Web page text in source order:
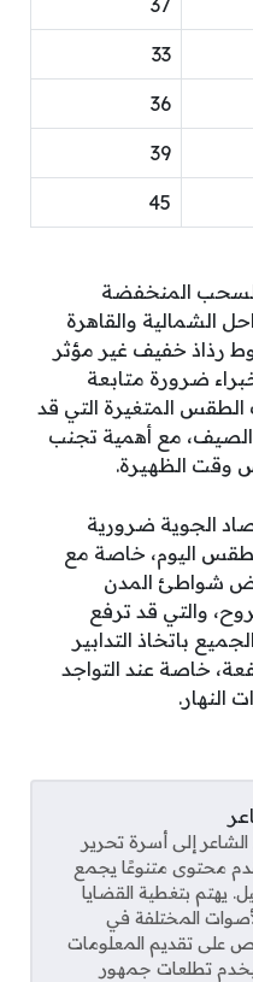
37
33
36
39
45
المنخفضة
الشمالية والقاهرة
رذاذ خفيف غير مؤثر
ضرورة متابعة
الطقس المتغيرة التي قد
الصيف، مع أهمية تجنب
وقت الظهيرة.
الجوية ضرورية
اليوم، خاصة مع
شواطئ المدن
والتي قد ترفع
باتخاذ التدابير
خاصة عند التواجد
النهار.
إلى أسرة تحرير
محتوى متنوعًا يجمع
يهتم بتغطية القضايا
المختلفة في
على تقديم المعلومات
تطلعات جمهور